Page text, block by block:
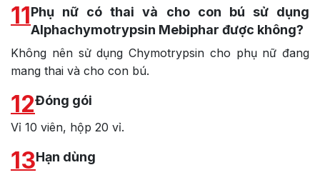
11Phụ nữ có thai và cho con bú sử dụng
Alphachymotrypsin Mebiphar được không?
Không nên sử dụng Chymotrypsin cho phụ nữ đang
mang thai và cho con bú.
12Đóng gói
Vỉ 10 viên, hộp 20 vỉ.
13Hạn dùng